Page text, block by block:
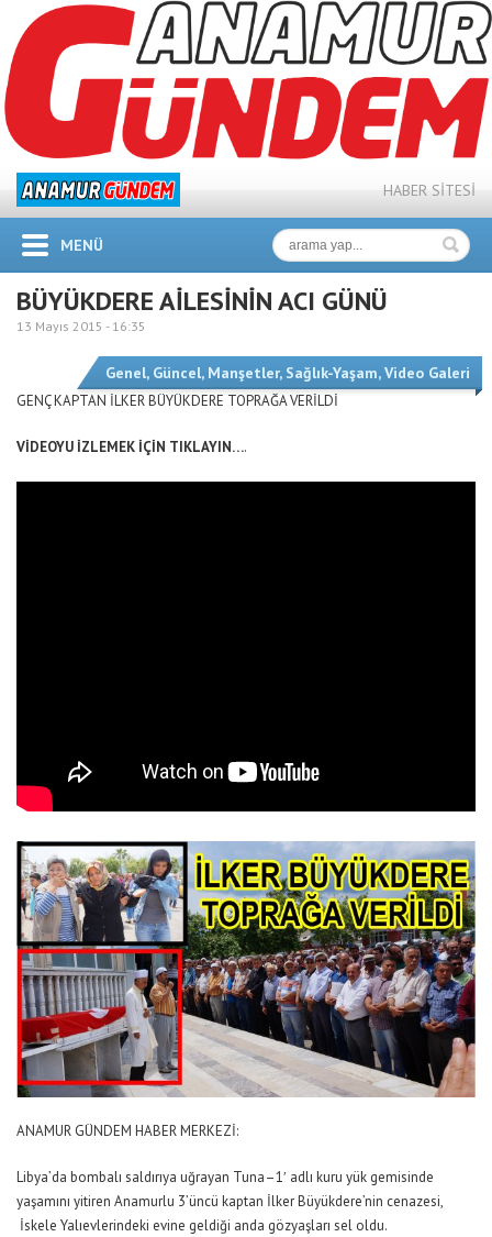
HABER SİTESİ
MENÜ
BÜYÜKDERE AİLESİNİN ACI GÜNÜ
13 Mayıs 2015 - 16:35
Genel, Güncel, Manşetler, Sağlık-Yaşam,Video Galeri
GENÇ KAPTAN İLKER BÜYÜKDERE TOPRAĞA VERİLDİ
VİDEOYU İZLEMEK İÇİN TIKLAYIN….
ANAMUR GÜNDEM HABER MERKEZİ:
Libya’da bombalı saldırıya uğrayan Tuna–1′ adlı kuru yük gemisinde
yaşamını yitiren Anamurlu 3’üncü kaptan İlker Büyükdere’nin cenazesi,
İskele Yalıevlerindeki evine geldiği anda gözyaşları sel oldu.